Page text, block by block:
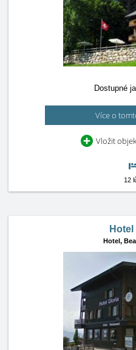
Dostupné
Více o
Vložit
12
Hotel,